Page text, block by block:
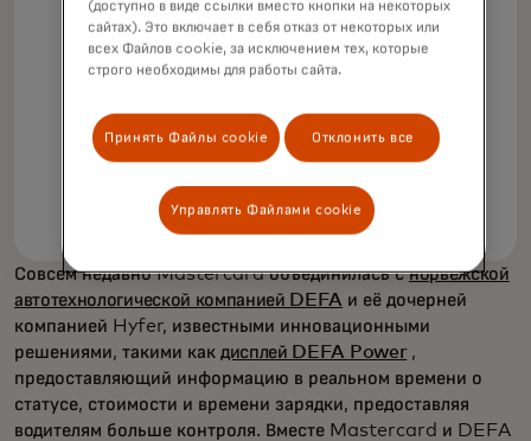
Мировые продажи электрических и
подключаемых гибридных
2024 году и достигли более 17
миллионов автомобилей
Совсем недавно Mastercard объединилась снорвежской
автотехнологической компанией DEFA и её дочерней
компанией Hyfer, известными инновационными
решениями, такими как дисплей DEFA Power,
предоставляющий информацию в реальном времени о
статусе, стоимости и времени зарядки, предоставляя
водителям больше контроля. Вместе Mastercard и DEFA
(доступно в виде ссылки вместо кнопки на некоторых
сайтах). Это включает в себя отказ от некоторых или
всех Файлов cookie, за исключением тех, которые
строго необходимы для работы сайта.
Принять Файлы cookie Отклонить все
Управлять Файлами cookie